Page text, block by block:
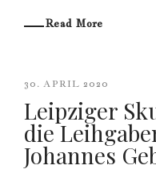
Read More
30. APRIL 2020
Leipziger
die
Johannes